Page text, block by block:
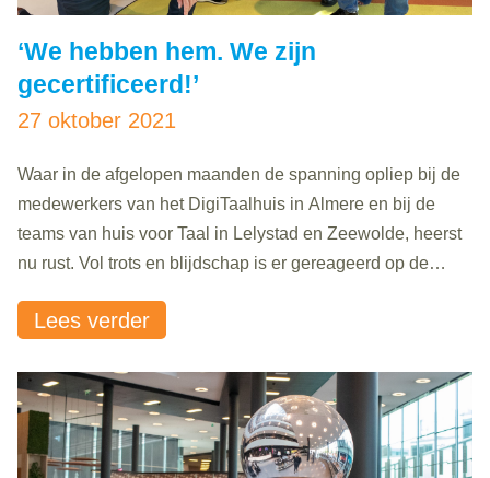
‘We hebben hem. We zijn
gecertificeerd!’
27 oktober 2021
Waar in de afgelopen maanden de spanning opliep bij de
medewerkers van het DigiTaalhuis in Almere en bij de
teams van huis voor Taal in Lelystad en Zeewolde, heerst
nu rust. Vol trots en blijdschap is er gereageerd op de
Nederland worden alle taalhuizen langs de..
Lees verder